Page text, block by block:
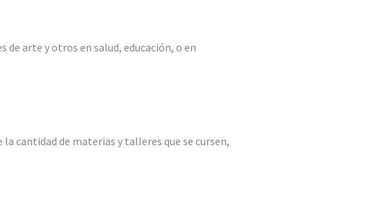
arte y otros en salud, educación, o en
cantidad de materias y talleres que se cursen,